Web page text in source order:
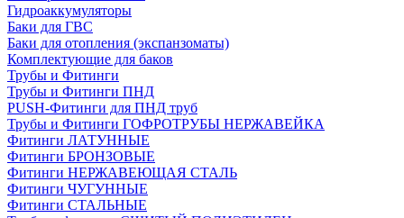
Гидроаккумуляторы
Баки для ГВС
Баки для отопления (экспанзоматы)
Комплектующие для баков
Трубы и Фитинги
Трубы и Фитинги ПНД
PUSH-Фитинги для ПНД труб
Трубы и Фитинги ГОФРОТРУБЫ НЕРЖАВЕЙКА
Фитинги ЛАТУННЫЕ
Фитинги БРОНЗОВЫЕ
Фитинги НЕРЖАВЕЮЩАЯ СТАЛЬ
Фитинги ЧУГУННЫЕ
Фитинги СТАЛЬНЫЕ